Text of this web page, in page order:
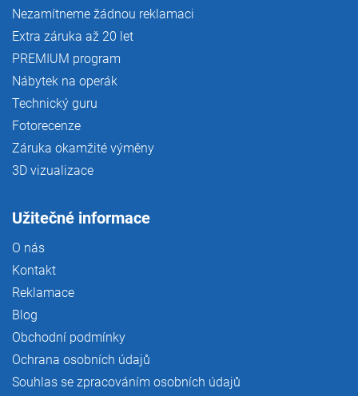
Nezamítneme žádnou reklamaci
Extra záruka až 20 let
PREMIUM program
Nábytek na operák
Technický guru
Fotorecenze
Záruka okamžité výměny
3D vizualizace
Užitečné informace
O nás
Kontakt
Reklamace
Blog
Obchodní podmínky
Ochrana osobních údajů
Souhlas se zpracováním osobních údajů